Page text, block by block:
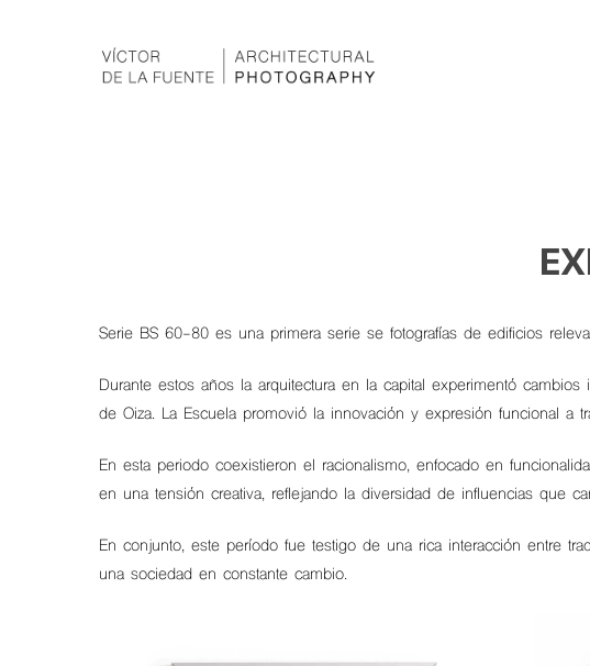
Serie BS 60-80 es una primera serie se fotografías de edificios
Durante estos años la arquitectura en la capital experimentó
de Oiza. La Escuela promovió la innovación y expresión funcional a
En esta periodo coexistieron el racionalismo, enfocado en
en una tensión creativa, reflejando la diversidad de influencias que
En conjunto, este período fue testigo de una rica interacción entre
una sociedad en constante cambio.